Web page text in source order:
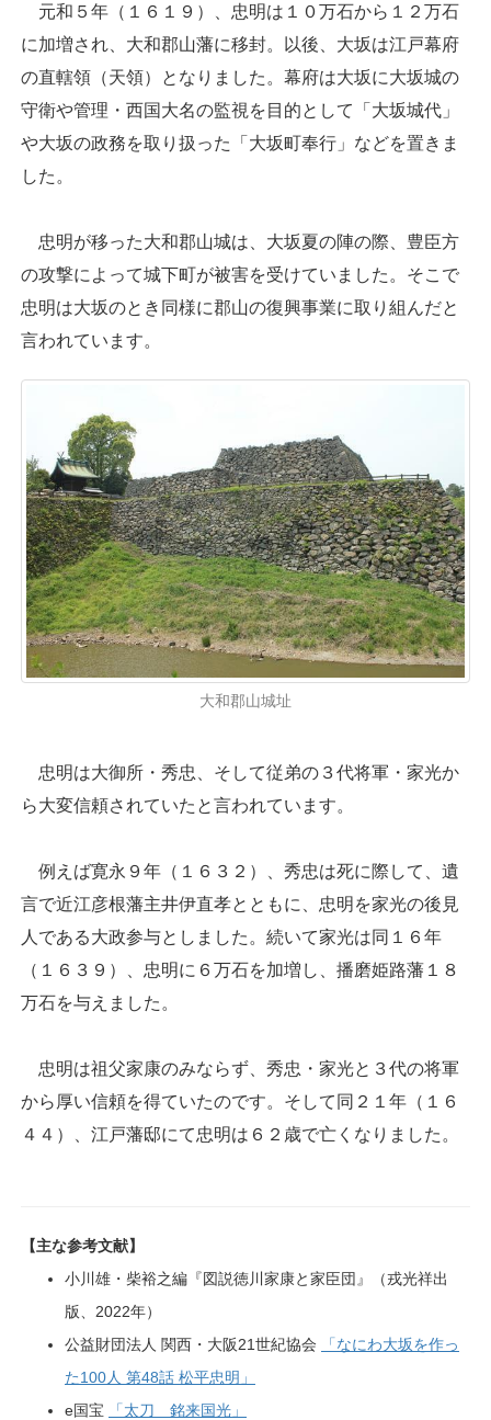
元和５年（１６１９）、忠明は１０万石から１２万石
に加増され、大和郡山藩に移封。以後、大坂は江戸幕府
の直轄領（天領）となりました。幕府は大坂に大坂城の
守衛や管理・西国大名の監視を目的として「大坂城代」
や大坂の政務を取り扱った「大坂町奉行」などを置きま
した。
忠明が移った大和郡山城は、大坂夏の陣の際、豊臣方
の攻撃によって城下町が被害を受けていました。そこで
忠明は大坂のとき同様に郡山の復興事業に取り組んだと
言われています。
大和郡山城址
忠明は大御所・秀忠、そして従弟の３代将軍・家光か
ら大変信頼されていたと言われています。
例えば寛永９年（１６３２）、秀忠は死に際して、遺
言で近江彦根藩主井伊直孝とともに、忠明を家光の後見
人である大政参与としました。続いて家光は同１６年
（１６３９）、忠明に６万石を加増し、播磨姫路藩１８
万石を与えました。
忠明は祖父家康のみならず、秀忠・家光と３代の将軍
から厚い信頼を得ていたのです。そして同２１年（１６
４４）、江戸藩邸にて忠明は６２歳で亡くなりました。
【主な参考文献】
小川雄・柴裕之編『図説徳川家康と家臣団』（戎光祥出
版、2022年）
公益財団法人 関西・大阪21世紀協会
「なにわ大坂を作っ
た100人 第48話 松平忠明」
e国宝
「太刀 銘来国光」